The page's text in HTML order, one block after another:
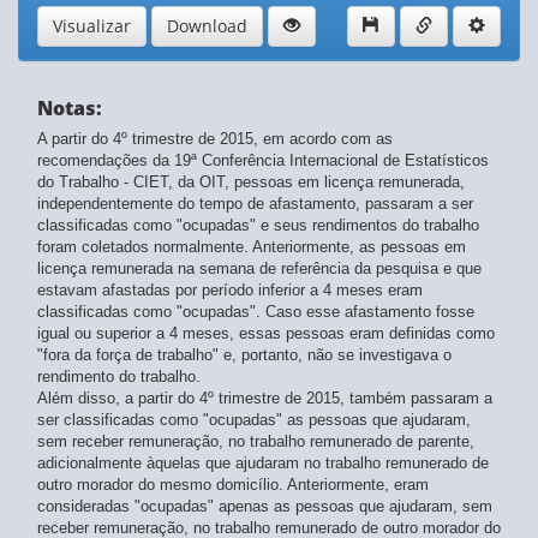
1º trimestre 2016- atualizado em 14/05/2026
4º trimestre 2015- atualizado em 14/05/2026
3º trimestre 2015 - atualizado em 14/05/2026
2º trimestre 2015 - atualizado em 14/05/2026
1º trimestre 2015- atualizado em 14/05/2026
4º trimestre 2014- atualizado em 14/05/2026
3º trimestre 2014- atualizado em 14/05/2026
2º trimestre 2014 - atualizado em 14/05/2026
1º trimestre 2014 - atualizado em 14/05/2026
1º trimestre 2019- atualizado em 14/05/2026
4º trimestre 2018- atualizado em 14/05/2026
3º trimestre 2018- atualizado em 14/05/2026
1º trimestre 2018
4º trimestre 2017- atualizado em 14/05/2026
3º trimestre 2017- atualizado em 14/05/2026
2º trimestre 2017- atualizado em 14/05/2026
1º trimestre 2017- atualizado em 14/05/2026
4º trimestre 2016 - atualizado em 14/05/2026
3º trimestre 2016- atualizado em 14/05/2026
2º trimestre 2016- atualizado em 14/05/2026
Visualizar Download
Notas:
A partir do 4º trimestre de 2015, em acordo com as
recomendações da 19ª Conferência Internacional de Estatísticos
do Trabalho - CIET, da OIT, pessoas em licença remunerada,
independentemente do tempo de afastamento, passaram a ser
classificadas como "ocupadas" e seus rendimentos do trabalho
foram coletados normalmente. Anteriormente, as pessoas em
licença remunerada na semana de referência da pesquisa e que
estavam afastadas por período inferior a 4 meses eram
classificadas como "ocupadas". Caso esse afastamento fosse
igual ou superior a 4 meses, essas pessoas eram definidas como
"fora da força de trabalho" e, portanto, não se investigava o
rendimento do trabalho.
Além disso, a partir do 4º trimestre de 2015, também passaram a
ser classificadas como "ocupadas" as pessoas que ajudaram,
sem receber remuneração, no trabalho remunerado de parente,
adicionalmente àquelas que ajudaram no trabalho remunerado de
outro morador do mesmo domicílio. Anteriormente, eram
consideradas "ocupadas" apenas as pessoas que ajudaram, sem
receber remuneração, no trabalho remunerado de outro morador do